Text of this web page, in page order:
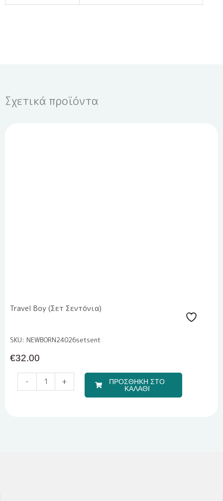
Σχετικά προϊόντα
Travel Boy (Σετ Σεντόνια)
SKU: NEWBORN24026setsent
€32.00
-
Boy
+
ΠΡΟΣΘΗΚΗ ΣΤΟ
ΚΑΛΑΘΙ